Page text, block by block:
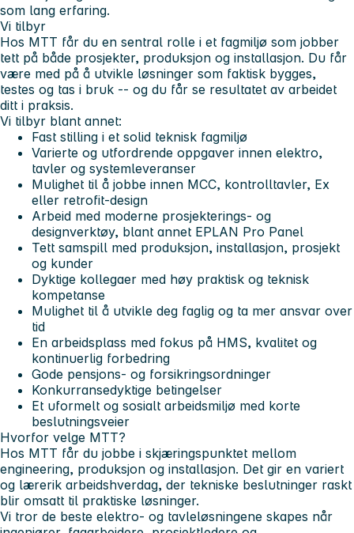
som lang erfaring.
Vi tilbyr
Hos MTT får du en sentral rolle i et fagmiljø som jobber
tett på både prosjekter, produksjon og installasjon. Du får
være med på å utvikle løsninger som faktisk bygges,
testes og tas i bruk -- og du får se resultatet av arbeidet
ditt i praksis.
Vi tilbyr blant annet:
Fast stilling i et solid teknisk fagmiljø
Varierte og utfordrende oppgaver innen elektro,
tavler og systemleveranser
Mulighet til å jobbe innen MCC, kontrolltavler, Ex
eller retrofit-design
Arbeid med moderne prosjekterings- og
designverktøy, blant annet EPLAN Pro Panel
Tett samspill med produksjon, installasjon, prosjekt
og kunder
Dyktige kollegaer med høy praktisk og teknisk
kompetanse
Mulighet til å utvikle deg faglig og ta mer ansvar over
tid
En arbeidsplass med fokus på HMS, kvalitet og
kontinuerlig forbedring
Gode pensjons- og forsikringsordninger
Konkurransedyktige betingelser
Et uformelt og sosialt arbeidsmiljø med korte
beslutningsveier
Hvorfor velge MTT?
Hos MTT får du jobbe i skjæringspunktet mellom
engineering, produksjon og installasjon. Det gir en variert
og lærerik arbeidshverdag, der tekniske beslutninger raskt
blir omsatt til praktiske løsninger.
Vi tror de beste elektro- og tavleløsningene skapes når